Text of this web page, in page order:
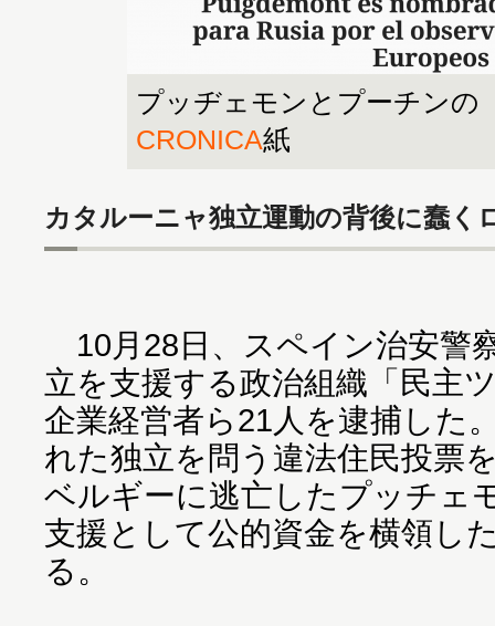
プッヂェモンとプーチンの
CRONICA紙
カタルーニャ独立運動の背後に蠢く
10月28日、スペイン治安警
立を支援する政治組織「民主
企業経営者ら21人を逮捕した
れた独立を問う違法住民投票
ベルギーに逃亡したプッチェ
支援として公的資金を横領し
る。